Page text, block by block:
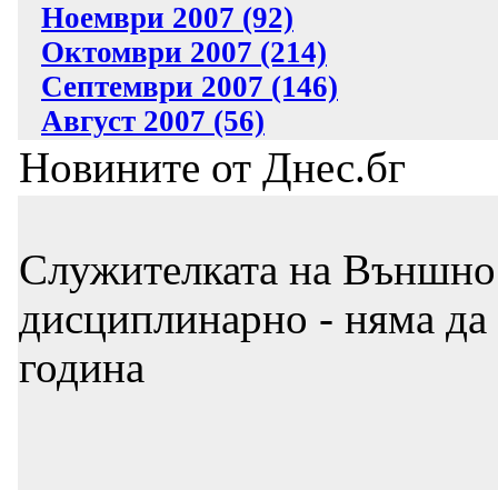
Ноември 2007 (92)
Октомври 2007 (214)
Септември 2007 (146)
Август 2007 (56)
Новините от Днес.бг
Служителката на Външно
дисциплинарно - няма да
година